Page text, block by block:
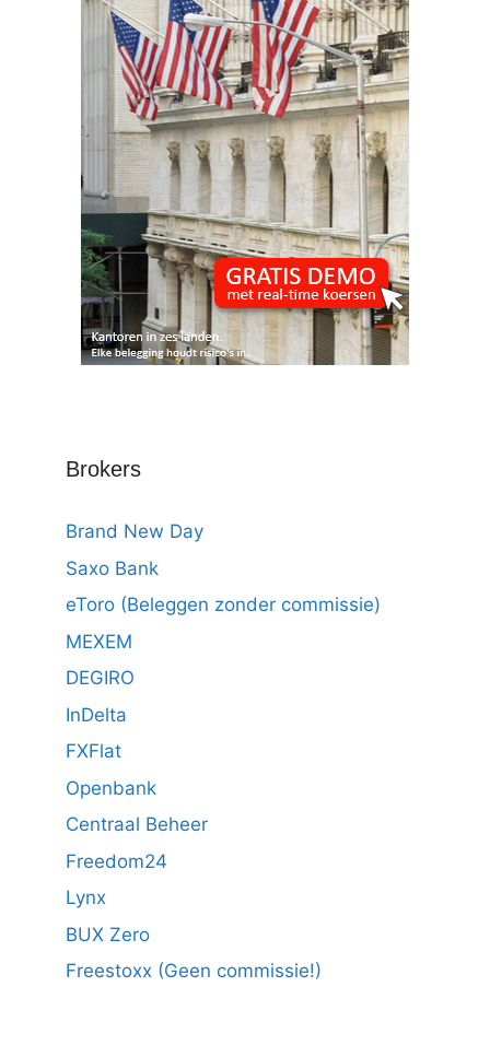
Brokers
Brand New Day
Saxo Bank
eToro (Beleggen zonder commissie)
MEXEM
DEGIRO
InDelta
FXFlat
Openbank
Centraal Beheer
Freedom24
Lynx
BUX Zero
Freestoxx (Geen commissie!)